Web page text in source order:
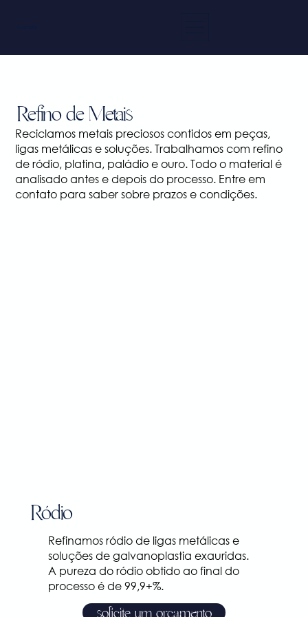
Refino de Metais
Reciclamos metais preciosos contidos em peças,
ligas metálicas e soluções. Trabalhamos com refino
de ródio, platina, paládio e ouro. Todo o material é
analisado antes e depois do processo. Entre em
contato para saber sobre prazos e condições.
Ródio
Refinamos ródio de ligas metálicas e
soluções de galvanoplastia exauridas.
A pureza do ródio obtido ao final do
processo é de 99,9+%.
solicite um orçamento